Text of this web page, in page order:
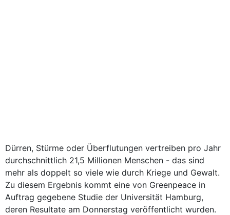
Dürren, Stürme oder Überflutungen vertreiben pro Jahr
durchschnittlich 21,5 Millionen Menschen - das sind
mehr als doppelt so viele wie durch Kriege und Gewalt.
Zu diesem Ergebnis kommt eine von Greenpeace in
Auftrag gegebene Studie der Universität Hamburg,
deren Resultate am Donnerstag veröffentlicht wurden.